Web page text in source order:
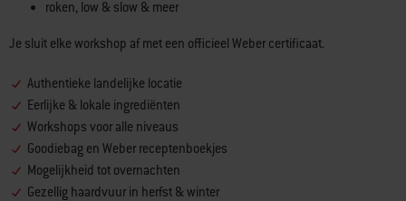
roken, low & slow & meer
Je sluit elke workshop af met een officieel Weber certificaat.
Authentieke landelijke locatie
Eerlijke & lokale ingrediënten
Workshops voor alle niveaus
Goodiebag en Weber receptenboekjes
Mogelijkheid tot overnachten
Gezellig haardvuur in herfst & winter